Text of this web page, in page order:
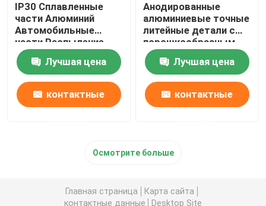
IP30 Сплавленные
части Алюминий
Автомобильные
части Распыление
краски
Лучшая цена
контактные
Анодированные
алюминиевые точные
литейные детали с
порошкообразным
покрытием для
электроники
Лучшая цена
контактные
Осмотрите больше
Главная страница
Карта сайта
контактные данные
Desktop Site